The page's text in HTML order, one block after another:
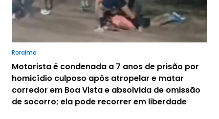
Roraima
Motorista é condenada a 7 anos de prisão por
homicídio culposo após atropelar e matar
corredor em Boa Vista e absolvida de omissão
de socorro; ela pode recorrer em liberdade